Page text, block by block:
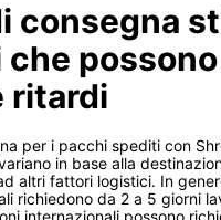
consegna
possono
ritardi
per i pacchi spediti con
in base alla
altri fattori logistici. In
richiedono da 2 a 5 giorni
internazionali possono